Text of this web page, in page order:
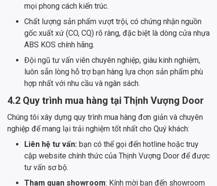
mọi phong cách kiến trúc.
Chất lượng sản phẩm vượt trội, có chứng nhận nguồn
gốc xuất xứ (CO, CQ) rõ ràng, đặc biệt là dòng cửa nhựa
ABS KOS chính hãng.
Đội ngũ tư vấn viên chuyên nghiệp, giàu kinh nghiệm,
luôn sẵn lòng hỗ trợ bạn hàng lựa chọn sản phẩm phù
hợp nhất với nhu cầu và ngân sách.
4.2 Quy trình mua hàng tại Thịnh Vượng Door
Chúng tôi xây dựng quy trình mua hàng đơn giản và chuyên
nghiệp để mang lại trải nghiệm tốt nhất cho Quý khách:
Liên hệ tư vấn: bạn có thể gọi đến hotline hoặc truy
cập website chính thức của Thịnh Vượng Door để được
tư vấn sơ bộ.
Tham quan showroom: Kính mời bạn đến showroom